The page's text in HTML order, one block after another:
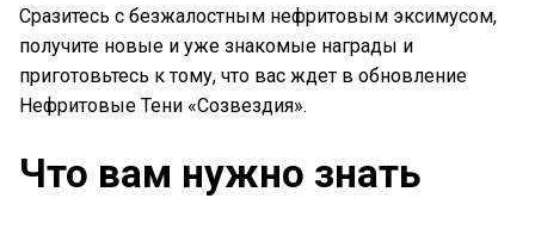
Сразитесь с безжалостным нефритовым эксимусом,
получите новые и уже знакомые награды и
приготовьтесь к тому, что вас ждет в обновление
Нефритовые Тени «Созвездия».
Что вам нужно знать